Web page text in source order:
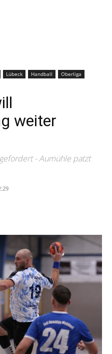
Lübeck Handball
Oberliga
weiter
- Aumühle patzt